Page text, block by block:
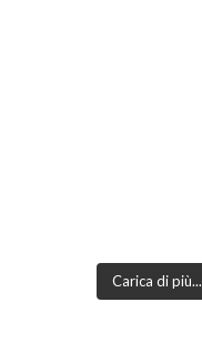
Carica di più...